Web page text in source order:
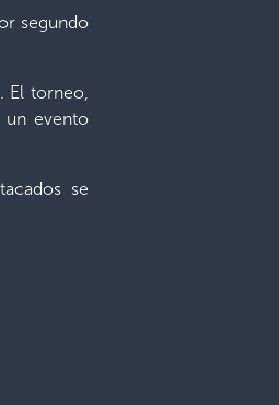
segundo
El torneo,
un evento
se